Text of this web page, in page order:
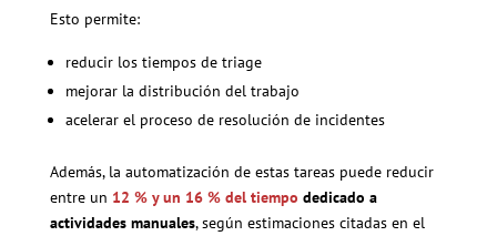
Esto permite:
reducir los tiempos de triage
mejorar la distribución del trabajo
acelerar el proceso de resolución de incidentes
Además, la automatización de estas tareas puede reducir
entre un 12 % y un 16 % del tiempo dedicado a
actividades manuales, según estimaciones citadas en el